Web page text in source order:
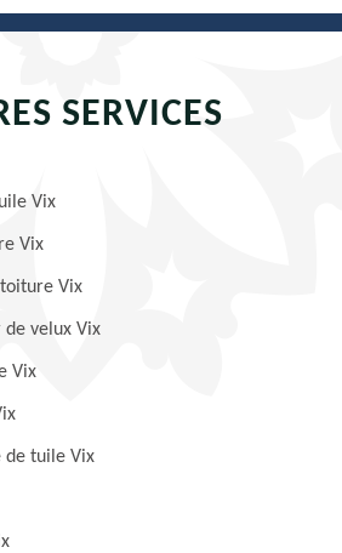
SERVICES
Vix
Vix
Vix
velux Vix
Vix
de tuile Vix